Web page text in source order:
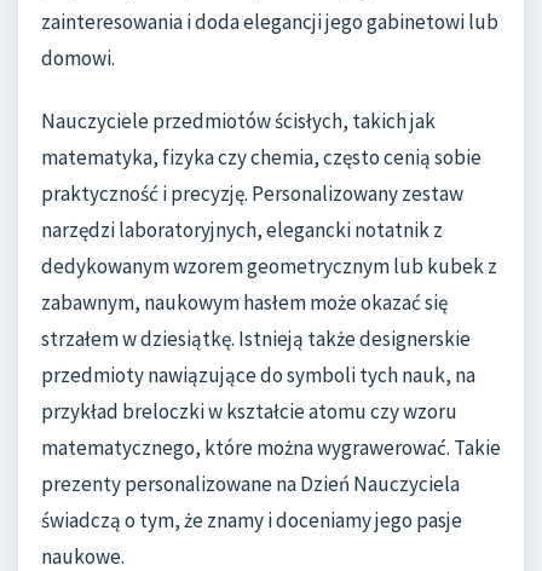
zainteresowania i doda elegancji jego gabinetowi lub
domowi.
Nauczyciele przedmiotów ścisłych, takich jak
matematyka, fizyka czy chemia, często cenią sobie
praktyczność i precyzję. Personalizowany zestaw
narzędzi laboratoryjnych, elegancki notatnik z
dedykowanym wzorem geometrycznym lub kubek z
zabawnym, naukowym hasłem może okazać się
strzałem w dziesiątkę. Istnieją także designerskie
przedmioty nawiązujące do symboli tych nauk, na
przykład breloczki w kształcie atomu czy wzoru
matematycznego, które można wygrawerować. Takie
prezenty personalizowane na Dzień Nauczyciela
świadczą o tym, że znamy i doceniamy jego pasje
naukowe.